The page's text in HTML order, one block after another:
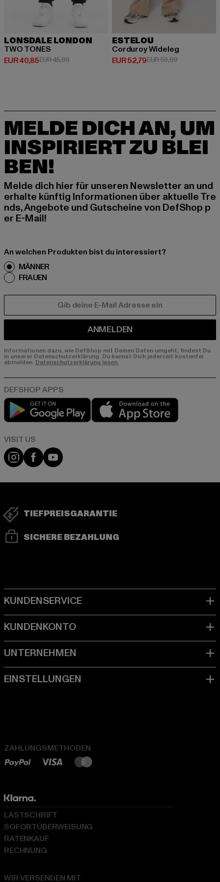
LONSDALE LONDON
TWO TONES
EUR 40,85
Derzeitiger Preis: EUR 40,85
EUR 45,90Aktionspreis: EUR 45,90
ESTELOU
Corduroy Wideleg
EUR 52,79
Derzeitiger Preis: EUR 52,79
EUR 59,99Aktionspreis:
MELDE DICH AN, UM
INSPIRIERT ZU BLEI
BEN!
Melde dich hier für unseren Newsletter an und
erhalte künftig Informationen über aktuelle Tre
nds, Angebote und Gutscheine von DefShop p
er E-Mail!
An welchen Produkten bist du interessiert?
MÄNNER
FRAUEN
ANMELDEN
Informationen dazu, wie DefShop mit Deinen Daten umgeht, findest Du
in unserer Datenschutzerklärung. Du kannst Dich jederzeit kostenfei
abmelden.Datenschutzerklärung lesen.
Play market
Visit our Instagram page:
Visit our Facebook page:
Visit our YouTube channel:
TIEFPREISGARANTIE
SICHERE BEZAHLUNG
ZAHLUNGSMETHODEN
WIR VERSENDEN MIT
LASTSCHRIFT
SOFORTÜBERWEISUNG
RATENKAUF
RECHNUNG